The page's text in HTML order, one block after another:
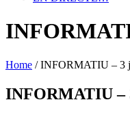
Home /INFORMATIU – 3
INFORMATIU –